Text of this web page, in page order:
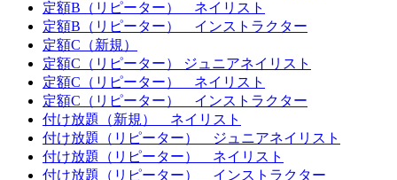
定額B（リピーター） ネイリスト
定額B（リピーター） インストラクター
定額C（新規）
定額C（リピーター） ジュニアネイリスト
定額C（リピーター） ネイリスト
定額C（リピーター） インストラクター
付け放題（新規） ネイリスト
付け放題（リピーター） ジュニアネイリスト
付け放題（リピーター） ネイリスト
付け放題（リピーター） インストラクター